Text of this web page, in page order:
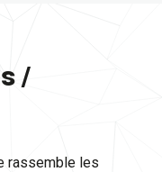
/
rassemble les